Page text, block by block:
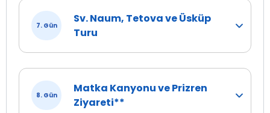
7. Gün
Sv. Naum, Tetova ve Üsküp
Turu
8. Gün
Matka Kanyonu ve Prizren
Ziyareti**